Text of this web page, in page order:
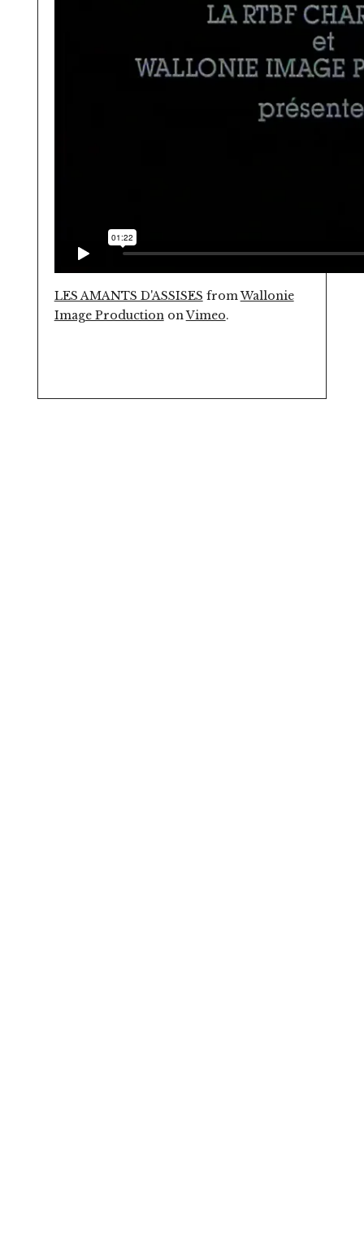
LES AMANTS D'ASSISES fromWallonie
Image ProductiononVimeo.